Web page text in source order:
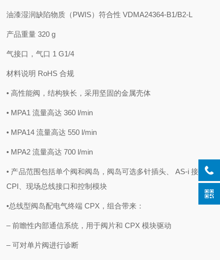
油漆湿润缺陷物质（PWIS）符合性 VDMA24364-B1/B2-L
产品重量 320 g
气接口，气口 1 G1/4
材料说明 RoHS 合规
• 高性能阀，结构狭长，采用坚固的金属壳体
• MPA1 流量高达 360 l/min
• MPA14 流量高达 550 l/min
• MPA2 流量高达 700 l/min
• 产品范围包括单个阀和阀岛，阀岛可选多针插头、 AS-i 接口、
CPI、现场总线接口和控制模块
•总线型阀岛配电气终端 CPX，组合带来：
– 前瞻性内部通信系统，用于阀片和 CPX 模块驱动
– 可对单片阀进行诊断